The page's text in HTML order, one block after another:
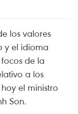
los valores
y el idioma
de la
a los
el ministro
Son.